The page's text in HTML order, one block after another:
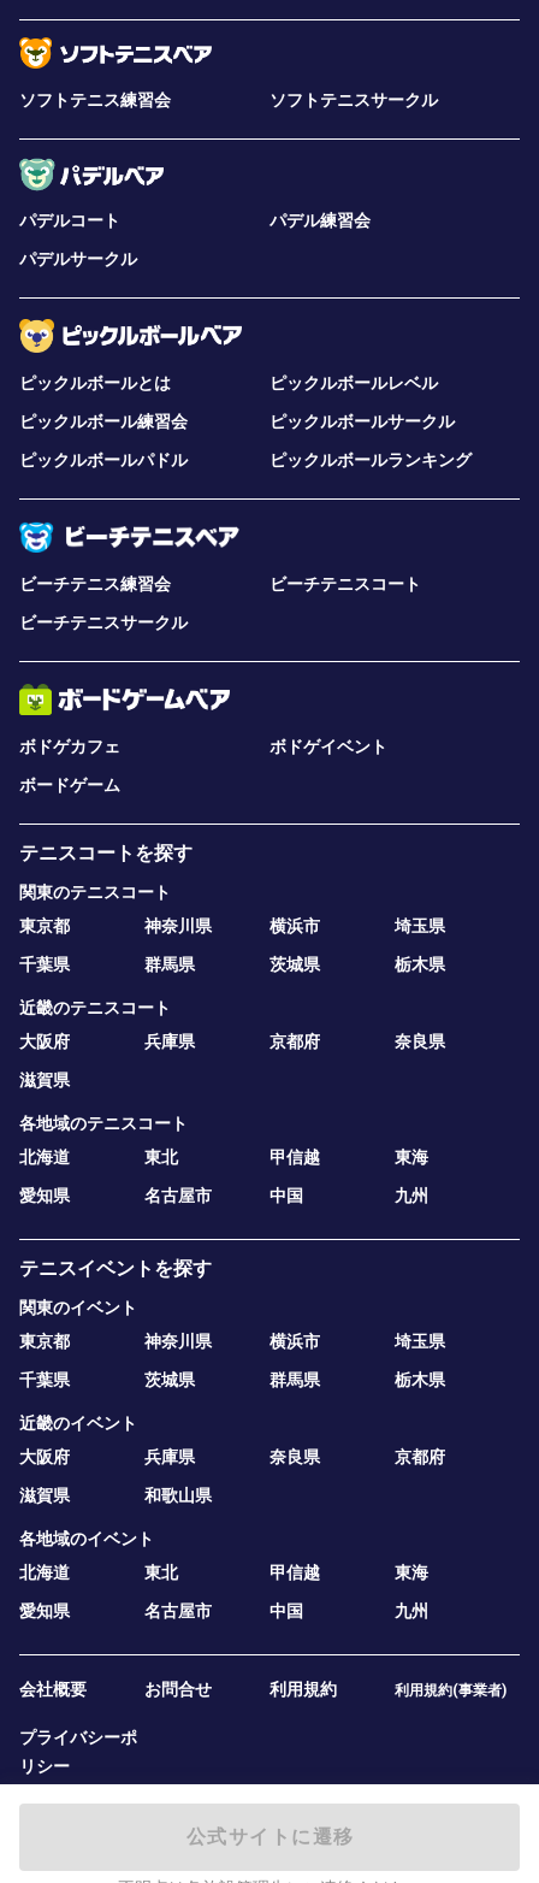
公式サイトに遷移
ソフトテニス練習会 ソフトテニスサークル
パデルコート
パデル練習会
パデルサークル
ピックルボールとは
ピックルボールレベル
ピックルボール練習会
ピックルボールサークル
ピックルボールパドル
ピックルボールランキング
ビーチテニス練習会
ビーチテニスコート
ビーチテニスサークル
ボドゲカフェ
ボドゲイベント
ボードゲーム
テニスコートを探す
関東のテニスコート
東京都
神奈川県 横浜市
埼玉県
千葉県
群馬県 茨城県 栃木県
近畿のテニスコート
大阪府
兵庫県 京都府
奈良県
滋賀県
各地域のテニスコート
北海道
東北 甲信越
東海
愛知県
名古屋市 中国 九州
テニスイベントを探す
関東のイベント
東京都
神奈川県 横浜市
埼玉県
千葉県
茨城県 群馬県 栃木県
近畿のイベント
大阪府
兵庫県 奈良県
京都府
滋賀県
和歌山県
各地域のイベント
北海道
東北 甲信越
東海
愛知県
名古屋市 中国 九州
会社概要 お問合せ 利用規約 利用規約(事業者)
プライバシーポ
リシー